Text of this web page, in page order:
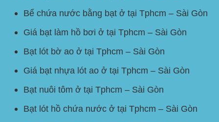
Bể chứa nước bằng bạt ở tại Tphcm – Sài Gòn
Giá bạt làm hồ bơi ở tại Tphcm – Sài Gòn
Bạt lót bờ ao ở tại Tphcm – Sài Gòn
Giá bạt nhựa lót ao ở tại Tphcm – Sài Gòn
Bạt nuôi tôm ở tại Tphcm – Sài Gòn
Bạt lót hồ chứa nước ở tại Tphcm – Sài Gòn